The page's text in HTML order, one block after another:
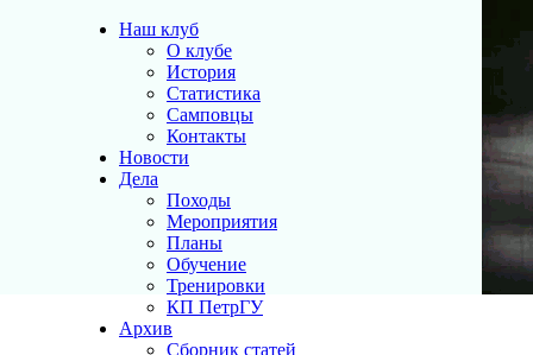
Наш клуб
О клубе
История
Статистика
Самповцы
Контакты
Новости
Дела
Походы
Мероприятия
Планы
Обучение
Тренировки
КП ПетрГУ
Архив
Сборник статей